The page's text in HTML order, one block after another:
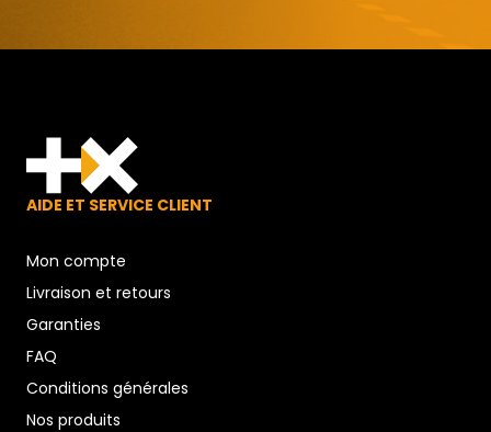
AIDE ET SERVICE CLIENT
Mon compte
Livraison et retours
Garanties
FAQ
Conditions générales
Nos produits